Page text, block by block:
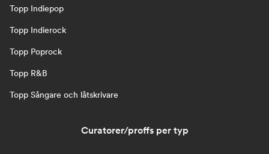
Topp Indiepop
Topp Indierock
Topp Poprock
Topp R&B
Topp Sångare och låtskrivare
Curatorer/proffs per typ